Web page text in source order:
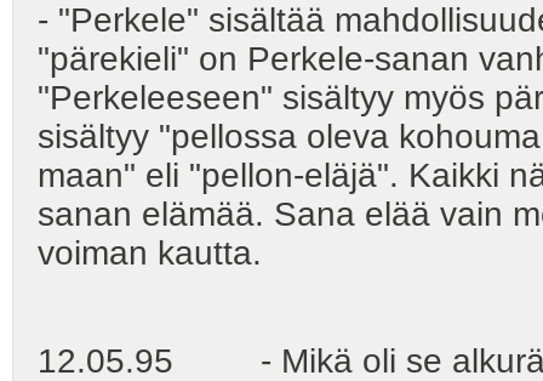
- "Perkele" sisältää
"pärekieli" on Perkele-sanan
"Perkeleeseen" sisältyy myös
sisältyy "pellossa oleva
maan" eli "pellon-eläjä". Kaikki
sanan elämää. Sana elää vain
voiman kautta.
12.05.95 - Mikä oli se